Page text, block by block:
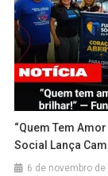
“Quem Tem
Social Lança
6 de novembro de